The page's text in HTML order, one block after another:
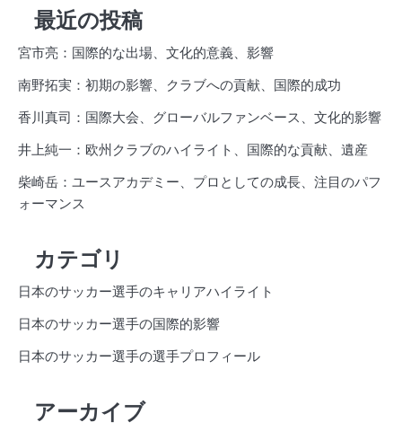
最近の投稿
宮市亮：国際的な出場、文化的意義、影響
南野拓実：初期の影響、クラブへの貢献、国際的成功
香川真司：国際大会、グローバルファンベース、文化的影響
井上純一：欧州クラブのハイライト、国際的な貢献、遺産
柴崎岳：ユースアカデミー、プロとしての成長、注目のパフ
ォーマンス
カテゴリ
日本のサッカー選手のキャリアハイライト
日本のサッカー選手の国際的影響
日本のサッカー選手の選手プロフィール
アーカイブ